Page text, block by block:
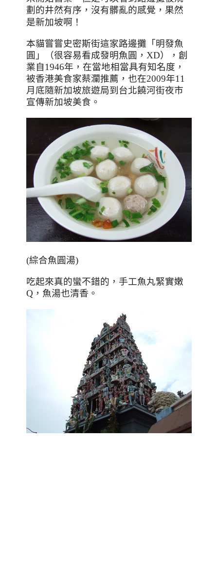
劃的井然有序，沒有髒亂的感覺，果然
是新加坡啊 ！
本貓嘗嘗史密斯街這家路邊攤 「明發魚
圓」
（很容易看成發明魚圓， XD）
，創
業自1946年 ，在當地相當具有知名度 ，
被香港美食家蔡瀾推薦 ，也在2009年11
月底隨新加坡旅遊局到台北饒河街夜市
宣傳新加坡美食 。
(綜合魚圓湯)
吃起來真的蠻不錯的，手工魚丸緊實嫩
Q，魚湯也清香。